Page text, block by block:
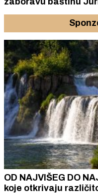
OD NAJVIŠEG DO
koje otkrivaju